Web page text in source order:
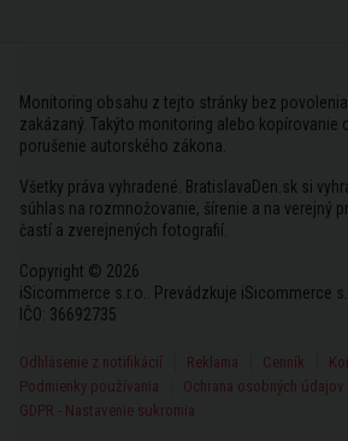
Monitoring obsahu z tejto stránky bez
zakázaný. Takýto monitoring alebo kopírovanie
porušenie autorského zákona.
Všetky práva vyhradené. BratislavaDen.sk si
súhlas na rozmnožovanie, šírenie a na verejný
častí a zverejnených fotografií.
Copyright © 2026
iSicommerce s.r.o.. Prevádzkuje iSicommerce
IČO: 36692735
Odhlásenie z notifikácií Reklama Cenník
Podmienky používania
Ochrana osobných údajov
GDPR - Nastavenie sukromia